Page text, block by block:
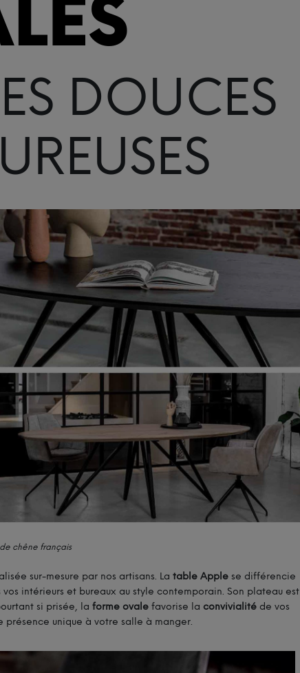
DOUCES
chêne français
sur-mesure par nos artisans. La table Applese différencie
intérieurs et bureaux au style contemporain. Son plateau est
si prisée, la forme ovalefavorise la convivialitéde vos
unique à votre salle à manger.